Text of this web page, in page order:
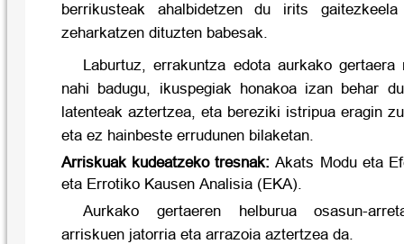
berrikusteak ahalbidetzen du irits
zeharkatzen dituzten babesak.
Laburtuz, errakuntza edota aurkako
nahi badugu, ikuspegiak honakoa izan behar
latenteak aztertzea, eta bereziki istripua eragin
eta ez hainbeste errudunen bilaketan.
Arriskuak kudeatzeko tresnak:Akats Modu eta
eta Errotiko Kausen Analisia (EKA).
Aurkako gertaeren helburua osasun-
arriskuen jatorria eta arrazoia aztertzea da.